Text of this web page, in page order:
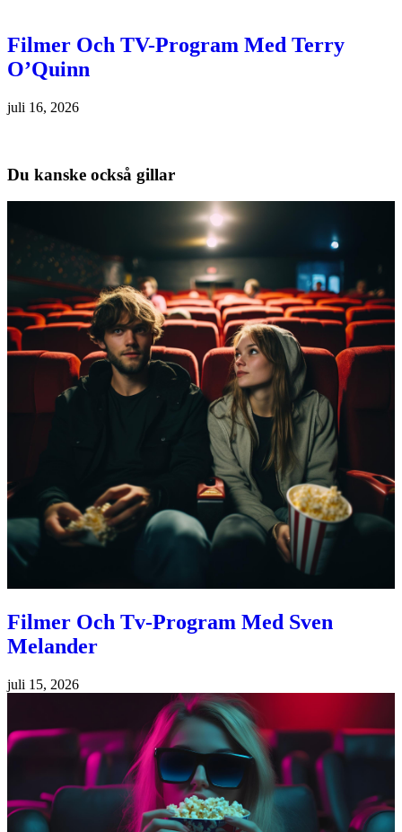
Filmer Och TV-Program Med Terry
O’Quinn
juli 16, 2026
Du kanske också gillar
Filmer Och Tv-Program Med Sven
Melander
juli 15, 2026